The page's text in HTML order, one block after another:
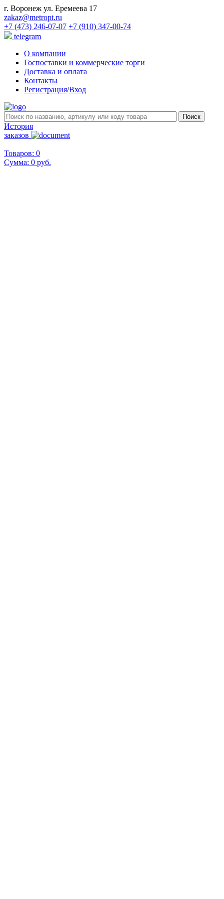
г. Воронеж ул. Еремеева 17
zakaz@metropt.ru
+7 (473) 246-07-07 +7 (910) 347-00-74
telegram
О компании
Госпоставки и коммерческие торги
Доставка и оплата
Контакты
Регистрация/Вход
История
заказов
Товаров: 0
Сумма: 0 руб.